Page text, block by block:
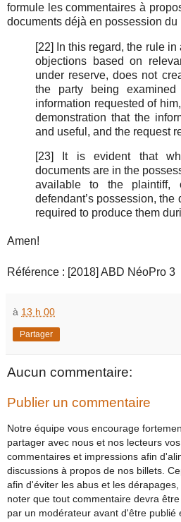
formule les commentaires à
documents déjà en possession du
[22] In this regard, the rule
objections based on
under reserve, does not
the party being
information requested of
demonstration that the
and useful, and the request
[23] It is evident that
documents are in the
available to the
defendant’s possession, the
required to produce them
Amen!
Référence : [2018] ABD NéoPro 3
à 13 h 00
Partager
Aucun commentaire:
Publier un commentaire
Notre équipe vous encourage
partager avec nous et nos lecteurs vos
commentaires et impressions afin
discussions à propos de nos billets.
afin d'éviter les abus et les dérapages,
noter que tout commentaire devra
par un modérateur avant d'être publié